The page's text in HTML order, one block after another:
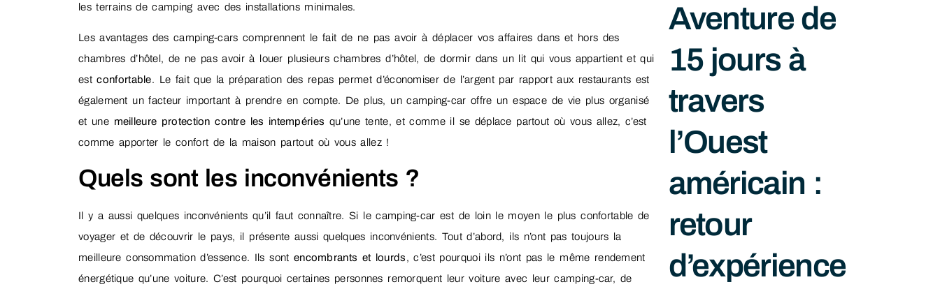
les terrains de camping avec des installations minimales.
Les avantages des camping-cars comprennent le fait de ne pas avoir à déplacer vos affaires dans et hors des
chambres d’hôtel, de ne pas avoir à louer plusieurs chambres d’hôtel, de dormir dans un lit qui vous appartient et qui
estconfortable. Le fait que la préparation des repas permet d’économiser de l’argent par rapport aux restaurants est
également un facteur important à prendre en compte. De plus, un camping-car offre un espace de vie plus organisé
et une meilleure protection contre les intempéries qu’une tente, et comme il se déplace partout où vous allez, c’est
comme apporter le confort de la maison partout où vous allez !
Quels sont les inconvénients ?
Il y a aussi quelques inconvénients qu’il faut connaître. Si le camping-car est de loin le moyen le plus confortable de
voyager et de découvrir le pays, il présente aussi quelques inconvénients. Tout d’abord, ils n’ont pas toujours la
meilleure consommation d’essence. Ils sont encombrants et lourds, c’est pourquoi ils n’ont pas le même rendement
énergétique qu’une voiture. C’est pourquoi certaines personnes remorquent leur voiture avec leur camping-car, de
Aventure de
15 jours à
travers
l’Ouest
américain :
retour
d’expérience